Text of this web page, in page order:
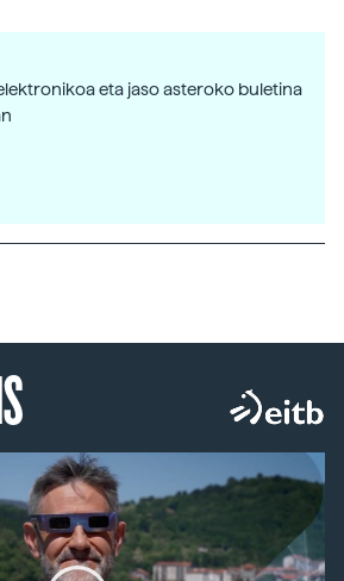
eta jaso asteroko buletina